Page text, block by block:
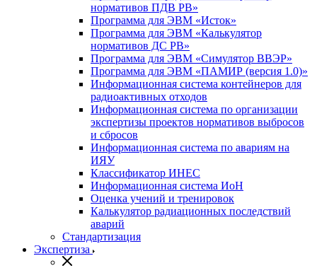
нормативов ПДВ РВ»
Программа для ЭВМ «Исток»
Программа для ЭВМ «Калькулятор
нормативов ДС РВ»
Программа для ЭВМ «Симулятор ВВЭР»
Программа для ЭВМ «ПАМИР (версия 1.0)»
Информационная система контейнеров для
радиоактивных отходов
Информационная система по организации
экспертизы проектов нормативов выбросов
и сбросов
Информационная система по авариям на
ИЯУ
Классификатор ИНЕС
Информационная система ИоН
Оценка учений и тренировок
Калькулятор радиационных последствий
аварий
Стандартизация
Экспертиза